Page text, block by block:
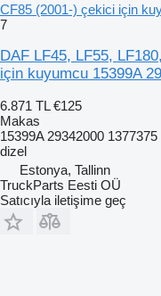
CF85 (2001-) çekici için
7
DAF LF45, LF55,
için kuyumcu 15399A
6.871 TL €125
Makas
15399A 29342000 1377375
dizel
Estonya, Tallinn
TruckParts Eesti OÜ
Satıcıyla iletişime geç